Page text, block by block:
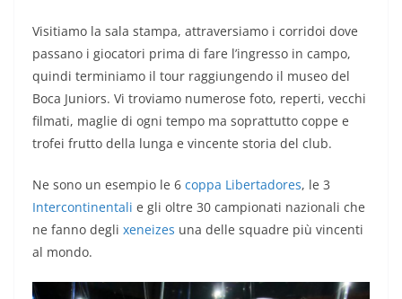
Visitiamo la sala stampa, attraversiamo i corridoi dove
passano i giocatori prima di fare l’ingresso in campo,
quindi terminiamo il tour raggiungendo il museo del
Boca Juniors. Vi troviamo numerose foto, reperti, vecchi
filmati, maglie di ogni tempo ma soprattutto coppe e
trofei frutto della lunga e vincente storia del club.
Ne sono un esempio le 6 coppa Libertadores, le 3
Intercontinentali e gli oltre 30 campionati nazionali che
ne fanno degli xeneizes una delle squadre più vincenti
al mondo.